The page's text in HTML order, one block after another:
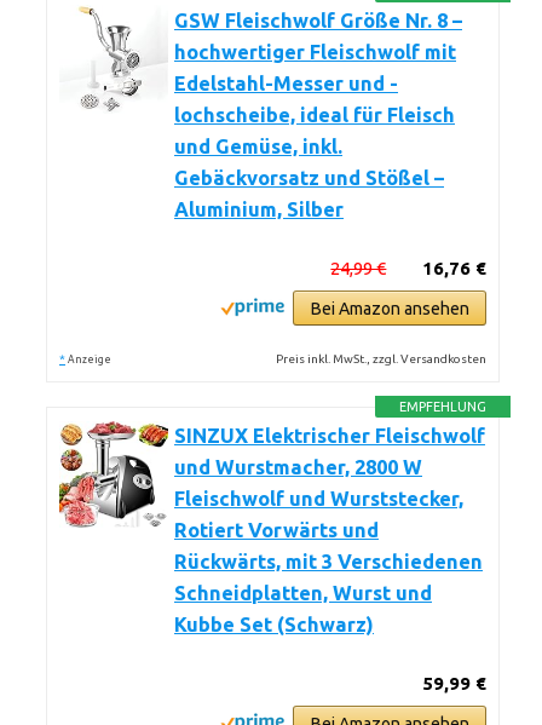
GSW Fleischwolf Größe Nr. 8 –
hochwertiger Fleischwolf mit
Edelstahl-Messer und -
lochscheibe, ideal für Fleisch
und Gemüse, inkl.
Gebäckvorsatz und Stößel –
Aluminium, Silber
16,76 €
24,99 €
Bei Amazon ansehen
* Anzeige Preis inkl. MwSt., zzgl. Versandkosten
EMPFEHLUNG
SINZUX Elektrischer Fleischwolf
und Wurstmacher, 2800 W
Fleischwolf und Wurststecker,
Rotiert Vorwärts und
Rückwärts, mit 3 Verschiedenen
Schneidplatten, Wurst und
Kubbe Set (Schwarz)
59,99 €